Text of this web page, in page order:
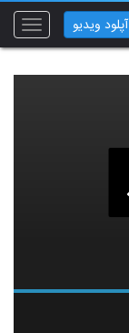
Toggle
آپلود ویدیو